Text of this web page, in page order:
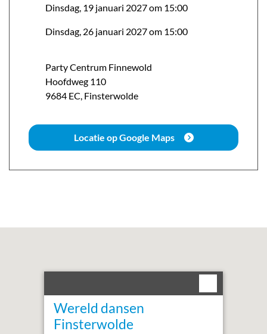
Dinsdag, 19 januari 2027 om 15:00
Dinsdag, 26 januari 2027 om 15:00
Party Centrum Finnewold
Hoofdweg 110
9684 EC, Finsterwolde
Locatie op Google Maps
Wereld dansen
Finsterwolde